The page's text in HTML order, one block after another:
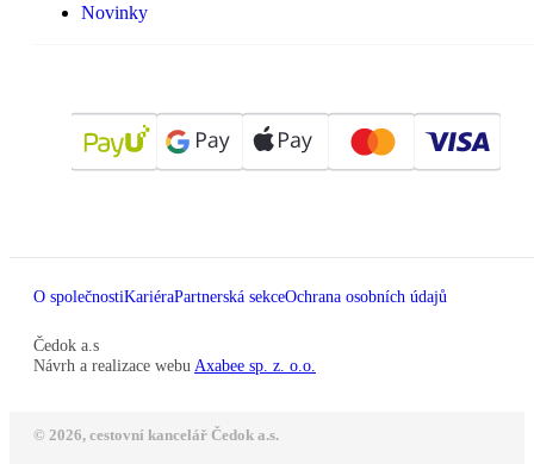
Novinky
O společnostiKariéraPartnerská sekceOchrana osobních údajů
Čedok a.s
Návrh a realizace webu Axabee sp. z. o.o.
© 2026, cestovní kancelář Čedok a.s.